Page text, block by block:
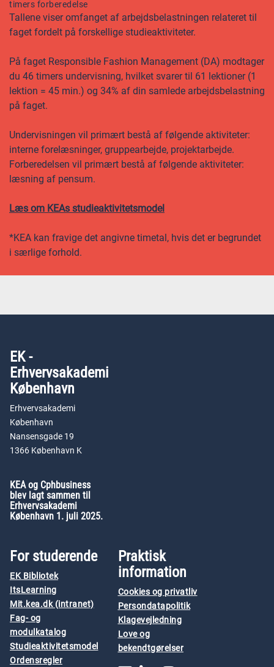
timers forberedelse
Tallene viser omfanget af arbejdsbelastningen relateret til
faget fordelt på forskellige studieaktiviteter.
På faget Responsible Fashion Management (DA) modtager
du 46 timers undervisning, hvilket svarer til 61 lektioner (1
lektion = 45 min.) og 34% af din samlede arbejdsbelastning
på faget.
Undervisningen vil primært bestå af følgende aktiviteter:
interne forelæsninger, gruppearbejde, projektarbejde.
Forberedelsen vil primært bestå af følgende aktiviteter:
læsning af pensum.
Læs om KEAs studieaktivitetsmodel
*KEA kan fravige det angivne timetal, hvis det er begrundet
i særlige forhold.
EK -
Erhvervsakademi
København
Erhvervsakademi
København
Nansensgade 19
1366 København K
KEA og Cphbusiness
blev lagt sammen til
Erhvervsakademi
København 1. juli 2025.
For studerende
EK Bibliotek
ItsLearning
Mit.kea.dk (intranet)
Fag- og
modulkatalog
Studieaktivitetsmodel
Ordensregler
Praktisk
information
Cookies og privatliv
Persondatapolitik
Klagevejledning
Love og
bekendtgørelser